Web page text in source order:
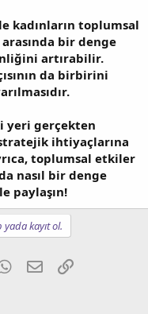
kadınların toplumsal
arasında bir denge
artırabilir.
da birbirini
yeri gerçekten
ihtiyaçlarına
toplumsal etkiler
nasıl bir denge
paylaşın!
kayıt ol.
WhatsApp
E-postaLink